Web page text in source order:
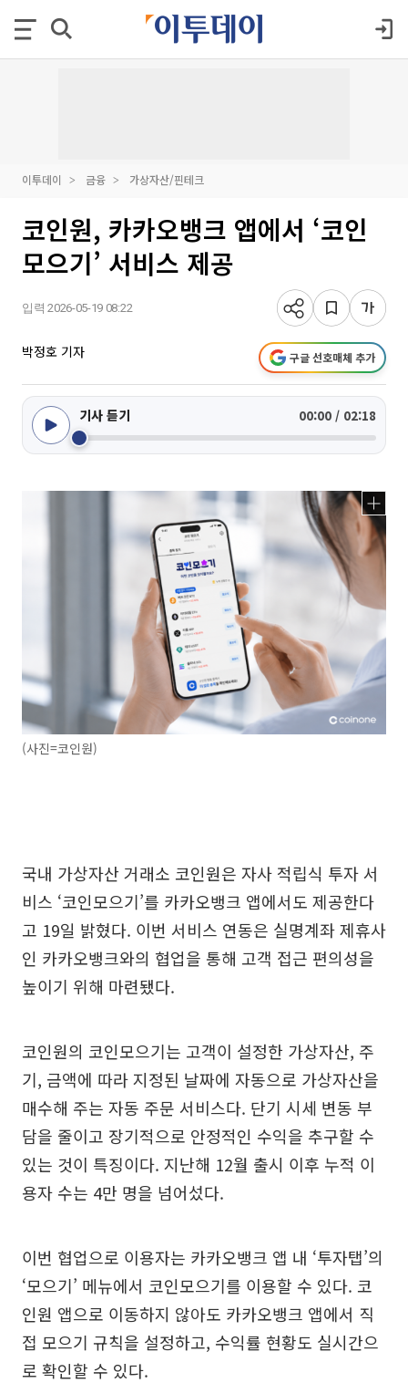
이투데이 금융 가상자산/핀테크
코인원, 카카오뱅크 앱에서 ‘코인
모으기’ 서비스 제공
입력 2026-05-19 08:22
박정호 기자 구글 선호매체 추가
기사 듣기 00:00 / 02:18
(사진=코인원)
국내 가상자산 거래소 코인원은 자사 적립식 투자 서
비스 ‘코인모으기’를 카카오뱅크 앱에서도 제공한다
고 19일 밝혔다. 이번 서비스 연동은 실명계좌 제휴사
인 카카오뱅크와의 협업을 통해 고객 접근 편의성을
높이기 위해 마련됐다.
코인원의 코인모으기는 고객이 설정한 가상자산, 주
기, 금액에 따라 지정된 날짜에 자동으로 가상자산을
매수해 주는 자동 주문 서비스다. 단기 시세 변동 부
담을 줄이고 장기적으로 안정적인 수익을 추구할 수
있는 것이 특징이다. 지난해 12월 출시 이후 누적 이
용자 수는 4만 명을 넘어섰다.
이번 협업으로 이용자는 카카오뱅크 앱 내 ‘투자탭’의
‘모으기’ 메뉴에서 코인모으기를 이용할 수 있다. 코
인원 앱으로 이동하지 않아도 카카오뱅크 앱에서 직
접 모으기 규칙을 설정하고, 수익률 현황도 실시간으
로 확인할 수 있다.